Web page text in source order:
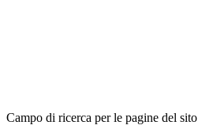
Campo di ricerca per le pagine del sito